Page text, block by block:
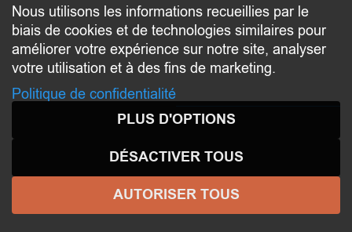
CONTACT
2 beim Schlass
L-8058 Bertrange
communication@bertrange.lu
© 2026 ENJOYBERTRANGE- Tous droits réservés -
Nous utilisons les informations recueillies par le
biais de cookies et de technologies similaires pour
améliorer votre expérience sur notre site, analyser
votre utilisation et à des fins de marketing.
Politique de confidentialité
PLUS D'OPTIONS
DÉSACTIVER TOUS
AUTORISER TOUS